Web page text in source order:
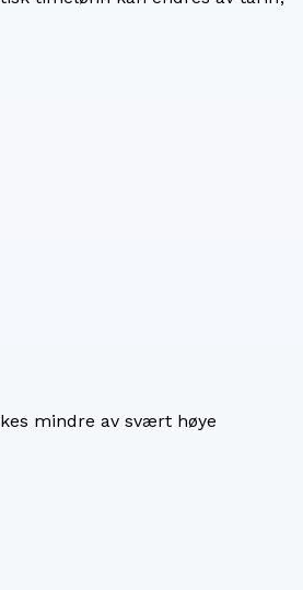
mindre av svært høye